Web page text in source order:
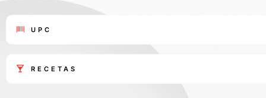
UPC
RECETAS